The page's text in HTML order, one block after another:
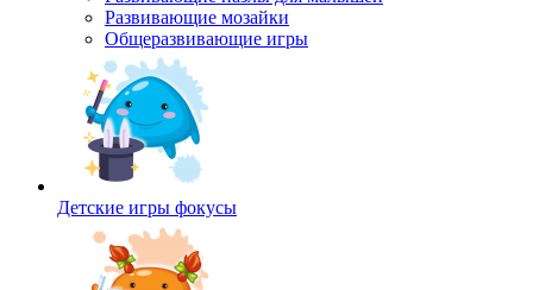
Развивающие мозайки
Общеразвивающие игры
Детские игры фокусы